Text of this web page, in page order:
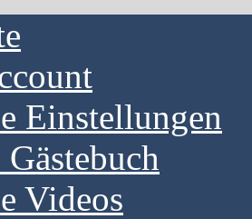
Einstellungen
Videos